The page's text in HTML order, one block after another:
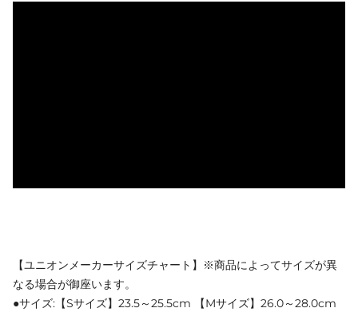
【ユニオンメーカーサイズチャート】※商品によってサイズが異
なる場合が御座います。
●サイズ:【Sサイズ】23.5～25.5cm 【Mサイズ】26.0～28.0cm